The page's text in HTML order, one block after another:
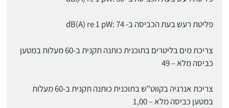
פליטת רעש בעת הכביסה ב- dB(A) re 1 pW: 74
צריכת מים בליטרים בתוכנית כותנה תקנית ב-60 מעלות במטען
כביסה מלא – 49
צריכת אנרגיה בקווט"ש בתוכנית כותנה תקנית ב-60 מעלות
במטען כביסה מלא – 1,00